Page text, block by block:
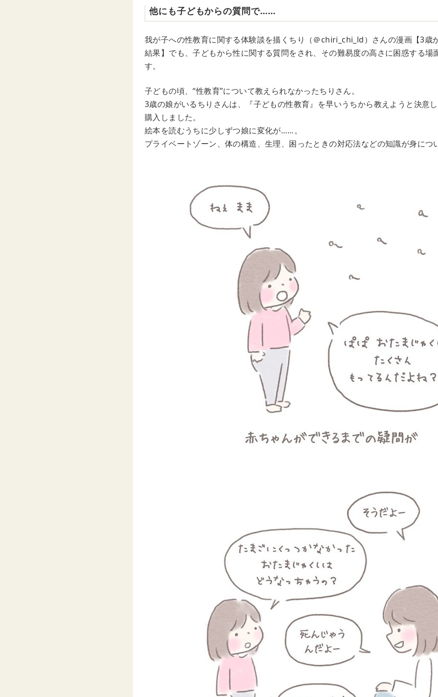
他にも子どもからの質問で……
我が子への性教育に関する体験談を描くちり（＠chiri_chi_ld）さんの漫画【3歳
結果】でも、子どもから性に関する質問をされ、その難易度の高さに困惑する場
す。
子どもの頃、“性教育”について教えられなかったちりさん。
3歳の娘がいるちりさんは、『子どもの性教育』を早いうちから教えようと決意
購入しました。
絵本を読むうちに少しずつ娘に変化が……。
プライベートゾーン、体の構造、生理、困ったときの対応法などの知識が身につ